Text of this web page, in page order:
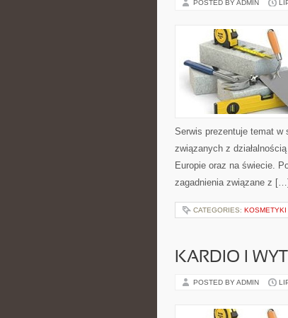
POSTED BY ADMIN
Serwis prezentuje temat w
związanych z
Europie oraz na świecie.
zagadnienia związane z […]
CATEGORIES: KOSMETYKI
KARDIO I
POSTED BY ADMIN